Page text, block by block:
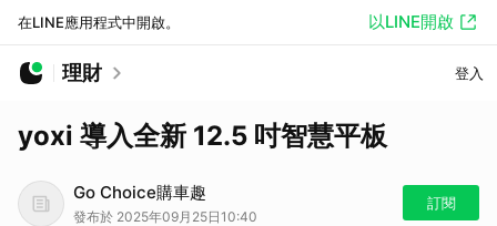
在LINE應用程式中開啟。 以LINE開啟
理財 登入
yoxi 導入全新 12.5 吋智慧平板
Go Choice購車趣
發布於 2025年09月25日10:40
訂閱